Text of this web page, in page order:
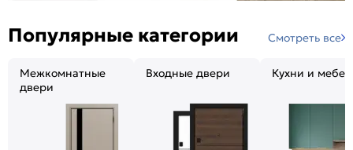
Популярные категории Смотреть все
Межкомнатные
двери
Входные двери Кухни и